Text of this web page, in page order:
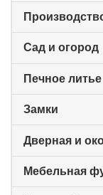
Сад и огород
Печное литье
Замки
Дверная и
Мебельная